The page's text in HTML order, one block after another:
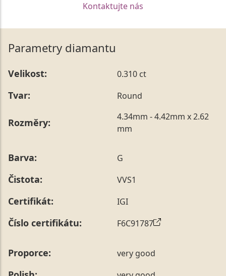
Kontaktujte nás
Parametry diamantu
Velikost: 0.310 ct
Tvar: Round
Rozměry:
4.34mm - 4.42mm x 2.62
mm
Barva: G
Čistota: VVS1
Certifikát: IGI
Číslo certifikátu: F6C91787
Proporce: very good